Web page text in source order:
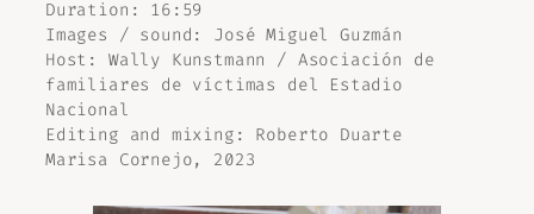
Duration: 16:59
Images / sound: José Miguel Guzmán
Host: Wally Kunstmann / Asociación de
familiares de víctimas del Estadio
Nacional
Editing and mixing: Roberto Duarte
Marisa Cornejo, 2023